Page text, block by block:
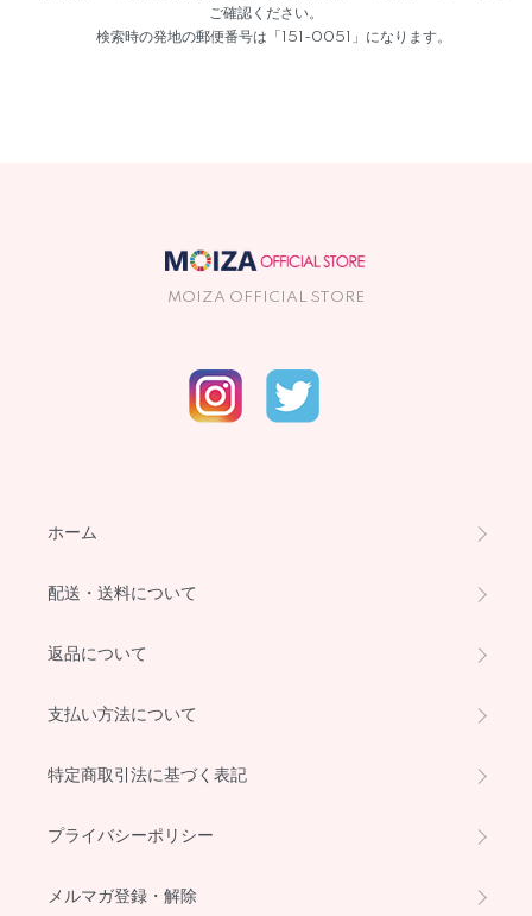
ご確認ください。
検索時の発地の郵便番号は「151-0051」になります。
MOIZA OFFICIAL STORE
ホーム
配送・送料について
返品について
支払い方法について
特定商取引法に基づく表記
プライバシーポリシー
メルマガ登録・解除